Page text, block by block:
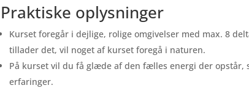
Praktiske oplysninger
Kurset foregår i dejlige, rolige omgivelser med max. 8
tillader det, vil noget af kurset foregå i naturen.
På kurset vil du få glæde af den fælles energi der opstår,
erfaringer.